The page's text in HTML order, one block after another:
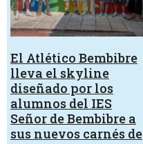
El Atlético Bembibre
lleva el skyline
diseñado por los
alumnos del IES
Señor de Bembibre a
sus nuevos carnés de